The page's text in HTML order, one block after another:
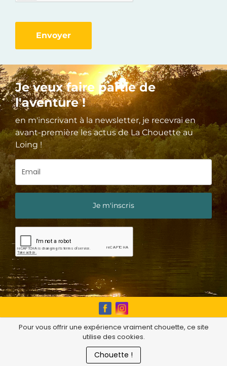
Pour vous offrir une expérience vraiment chouette, ce site
utilise des cookies.
Chouette !
Envoyer
Je veux faire partie de
l'aventure !
en m'inscrivant à la newsletter, je recevrai en
avant-première les actus de La Chouette au
Loing !
Je m'inscris
Au cœur de la vieille ville médiévale de
Moret-sur-Loing, au 7 rue de l'Eglise !